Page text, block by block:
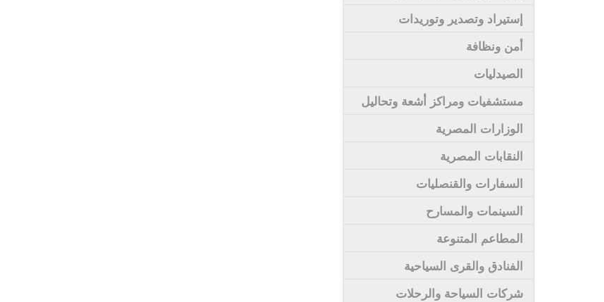
إستيراد وتصدير وتوريدات
أمن ونظافة
الصيدليات
مستشفيات ومراكز أشعة وتحاليل
الوزارات المصرية
النقابات المصرية
السفارات والقنصليات
السينمات والمسارح
المطاعم المتنوعة
الفنادق والقرى السياحية
شركات السياحة والرحلات